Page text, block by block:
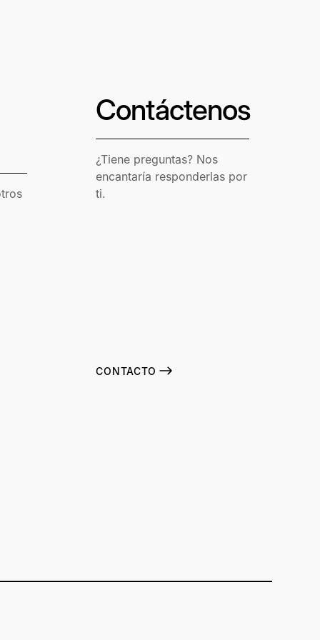
Contáctenos
¿Tiene preguntas? Nos
encantaría responderlas por
ti.
CONTACTO